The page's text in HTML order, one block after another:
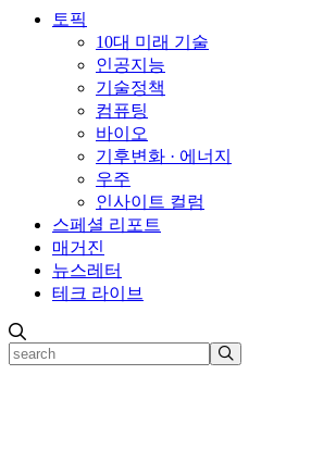
토픽
10대 미래 기술
인공지능
기술정책
컴퓨팅
바이오
기후변화 · 에너지
우주
인사이트 컬럼
스페셜 리포트
매거진
뉴스레터
테크 라이브